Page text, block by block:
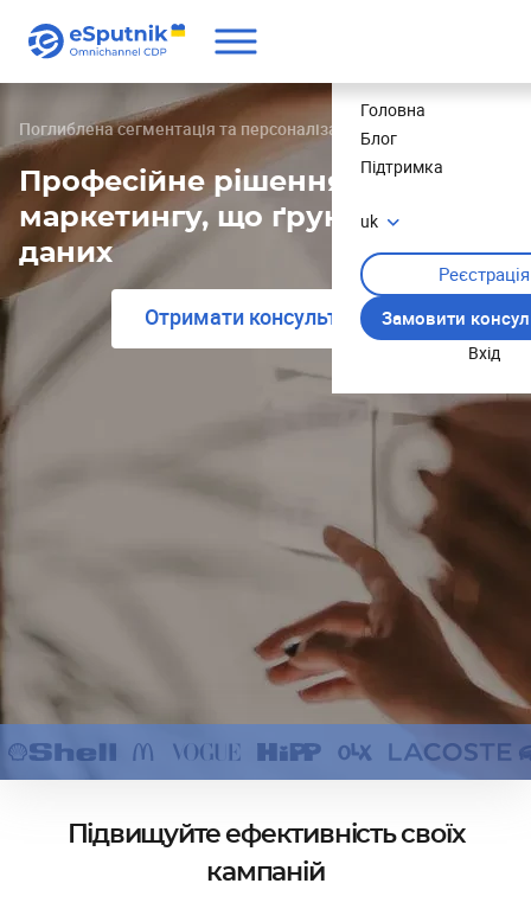
Головна
Блог
Підтримка
uk
Реєстрація
Замовити
Вхід
Поглиблена сегментація та персоналізація
Професійне рішення для
маркетингу, що ґрунтується на
даних
Отримати консультацію
Підвищуйте ефективність своїх
кампаній